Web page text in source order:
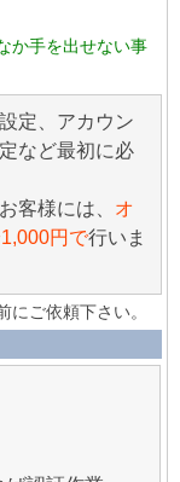
か手を出せない事
定、アカウン
など最初に必
客様には、 オ
円で行いま
ご依頼下さい。